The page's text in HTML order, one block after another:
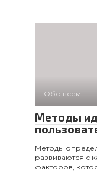
Обо всем
Методы
Методы
развиваются с
факторов,